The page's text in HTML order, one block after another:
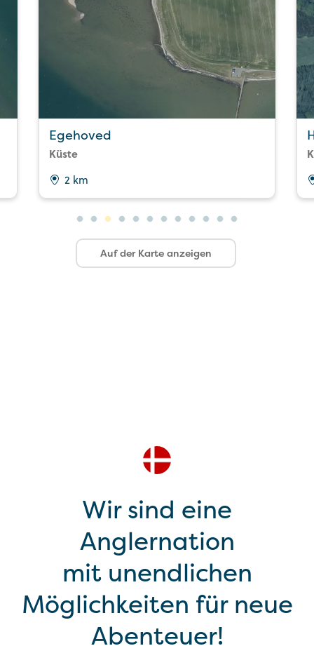
Egehoved
Küste
2 km
Auf der Karte anzeigen
Wir sind eine
Anglernation
mit unendlichen
Möglichkeiten für neue
Abenteuer!